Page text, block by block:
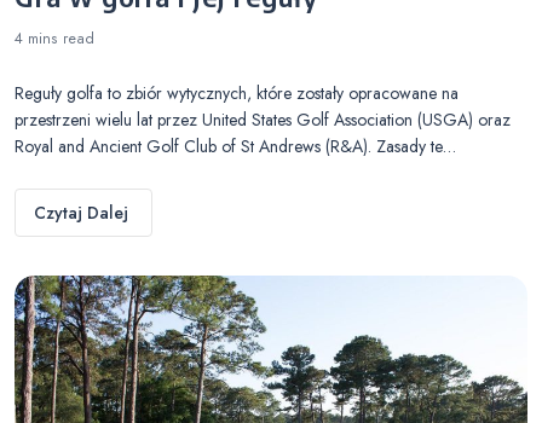
4 mins read
Reguły golfa to zbiór wytycznych, które zostały opracowane na
przestrzeni wielu lat przez United States Golf Association (USGA) oraz
Royal and Ancient Golf Club of St Andrews (R&A). Zasady te…
Czytaj Dalej